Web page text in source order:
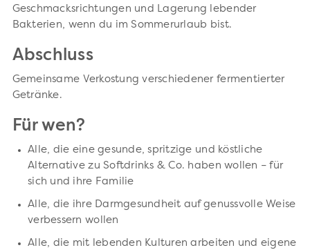
Geschmacksrichtungen und Lagerung lebender
Bakterien, wenn du im Sommerurlaub bist.
Abschluss
Gemeinsame Verkostung verschiedener fermentierter
Getränke.
Für wen?
Alle, die eine gesunde, spritzige und köstliche
Alternative zu Softdrinks & Co. haben wollen – für
sich und ihre Familie
Alle, die ihre Darmgesundheit auf genussvolle Weise
verbessern wollen
Alle, die mit lebenden Kulturen arbeiten und eigene